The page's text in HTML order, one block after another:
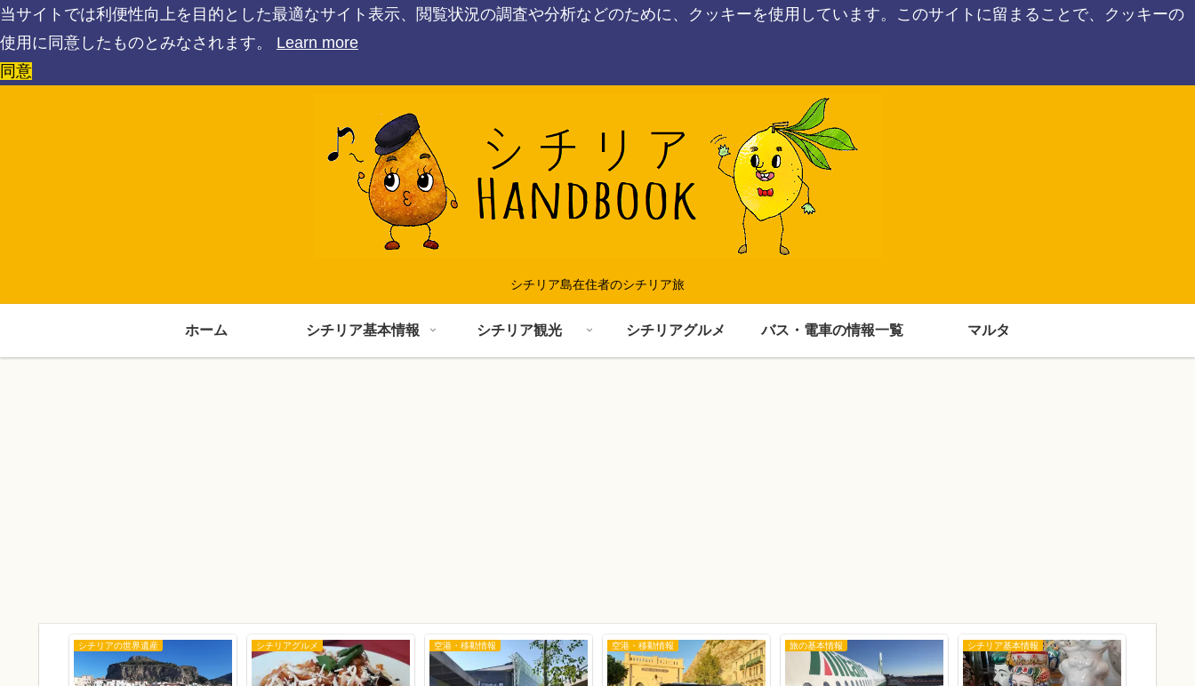
当サイトでは利便性向上を目的とした最適なサイト表示、閲覧状況の調査や分析などのために、クッキーを使用しています。このサイトに留まることで、クッキーの
使用に同意したものとみなされます。 Learn more
同意
シチリア島在住者のシチリア旅
ホーム シチリア基本情報 シチリア観光 シチリアグルメ バス・電車の情報一覧 マルタ
シチリアの世界遺産 シチリアグルメ 空港・移動情報 空港・移動情報 旅の基本情報 シチリア基本情報